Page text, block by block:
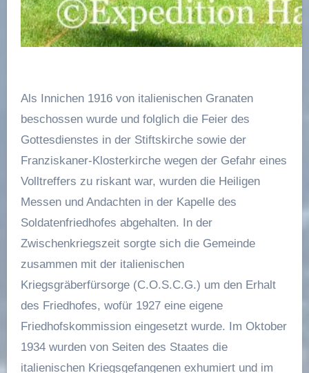
Als Innichen 1916 von italienischen Granaten
beschossen wurde und folglich die Feier des
Gottesdienstes in der Stiftskirche sowie der
Franziskaner-Klosterkirche wegen der Gefahr eines
Volltreffers zu riskant war, wurden die Heiligen
Messen und Andachten in der Kapelle des
Soldatenfriedhofes abgehalten. In der
Zwischenkriegszeit sorgte sich die Gemeinde
zusammen mit der italienischen
Kriegsgräberfürsorge (C.O.S.C.G.) um den Erhalt
des Friedhofes, wofür 1927 eine eigene
Friedhofskommission eingesetzt wurde. Im Oktober
1934 wurden von Seiten des Staates die
italienischen Kriegsgefangenen exhumiert und im